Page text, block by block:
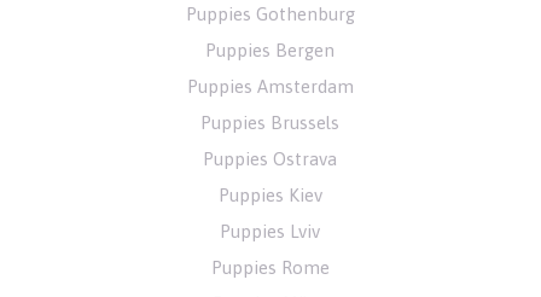
Puppies Gothenburg
Puppies Bergen
Puppies Amsterdam
Puppies Brussels
Puppies Ostrava
Puppies Kiev
Puppies Lviv
Puppies Rome